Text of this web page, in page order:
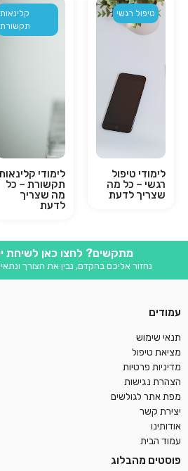
טיפול רגשי
לימודי טיפול
רגשי – כל מה
שצריך לדעת
קלינאות
תקשורת
לימודי
תקשורת – כל
מה שצריך
לדעת
מתקשים? לחצו כאן לשיחת
נחזור אליכם בהקדם, נבין את הצורך
עמודים
תנאי שימוש
מציאת טיפול
מדיניות פרטיות
הצהרת נגישות
מפת אתר לגולשים
יצירת קשר
אודותינו
עמוד הבית
פוסטים מהבלוג